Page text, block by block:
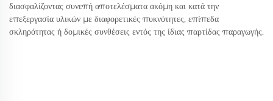
διασφαλίζοντας συνεπή αποτελέσματα ακόμη και κατά την
επεξεργασία υλικών με διαφορετικές πυκνότητες, επίπεδα
σκληρότητας ή δομικές συνθέσεις εντός της ίδιας παρτίδας παραγωγής.